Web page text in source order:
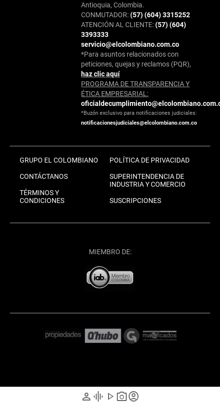
person graphic_eq play_arrow photo_cameraaccount_circle
Antioquia, Colombia.
CONMUTADOR:(57) (604) 3315252
ATENCIÓN AL CLIENTE:(57) (604)
3393333
servicio@elcolombiano.com.co
*Para asuntos relacionados con
peticiones, quejas y reclamos (PQR),
haz clic aquí
PROGRAMA DE TRANSPARENCIA Y
ÉTICA EMPRESARIAL:
*Buzón exclusivo para notificaciones judiciales:
notificacionesjudiciales@elcolombiano.com.co
GRUPO EL COLOMBIANO
CONTÁCTANOS
TÉRMINOS Y
CONDICIONES
POLÍTICA DE PRIVACIDAD
SUPERINTENDENCIA DE
INDUSTRIA Y COMERCIO
SUSCRIPCIONES
MIEMBRO DE: